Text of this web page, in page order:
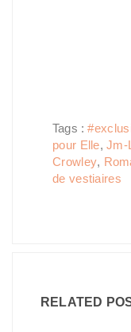
Tags :
pour Elle,Jm-
Crowley,
de vestiaires
RELATED